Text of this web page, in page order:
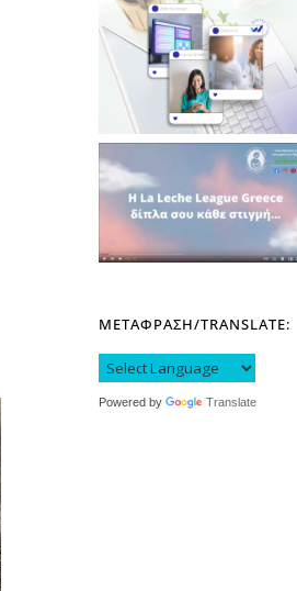
ΜΕΤΑΦΡΑΣΗ/TRANSLATE:
Powered by Translate